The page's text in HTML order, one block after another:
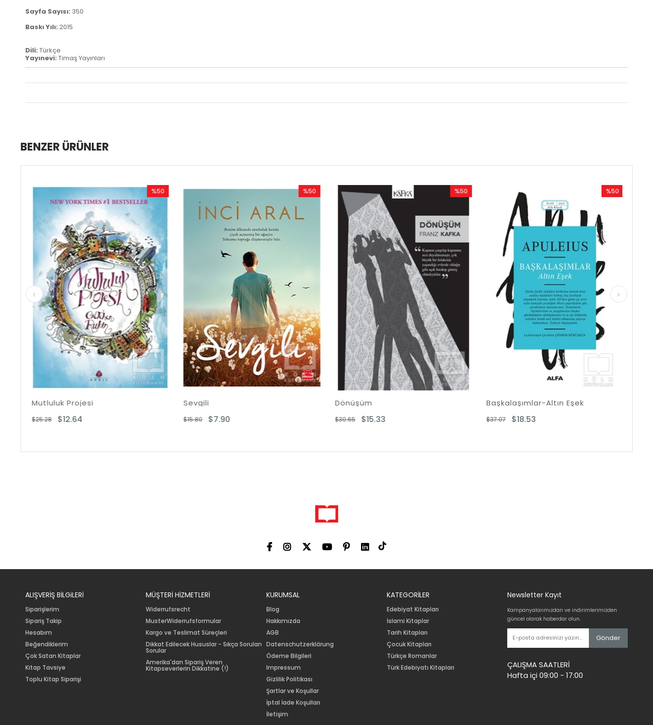
Sayfa Sayısı: 350
Baskı Yılı: 2015
Dili: Türkçe
Yayınevi: Timaş Yayınları
BENZER ÜRÜNLER
%50
İndirim
%50İndirim
%50
%50İndirim
%50
İndirim
%50İndirim
Başkalaşımlar-Altın Eşek
%50
İndirim
%50İndirim
Kadın Savaşçılar
ALIŞVERİŞ BİLGiLERİ
Siparişlerim
Sipariş Takip
Hesabım
Beğendiklerim
Çok Satan Kitaplar
Kitap Tavsiye
Toplu Kitap Siparişi
MÜŞTERİ HİZMETLERİ
Widerrufsrecht
MusterWiderrufsformular
Kargo ve Teslimat Süreçleri
Dikkat Edilecek Hususlar - Sıkça Sorulan
Sorular
Amerika'dan Sipariş Veren
Kitapseverlerin Dikkatine (!)
KURUMSAL
Blog
Hakkımızda
AGB
Datenschutzerklärung
Ödeme Bilgileri
Impressum
Gizlilik Politikası
Şartlar ve Koşullar
İptal İade Koşulları
İletişim
KATEGORİLER
Edebiyat Kitapları
İslami Kitaplar
Tarih Kitapları
Çocuk Kitapları
Türkçe Romanlar
Türk Edebiyatı Kitapları
Newsletter Kayıt
Kampanyalarımızdan ve indirimlerimizden
güncel olarak haberdar olun.
Gönder
ÇALIŞMA SAATLERİ
Hafta içi 09:00 - 17:00